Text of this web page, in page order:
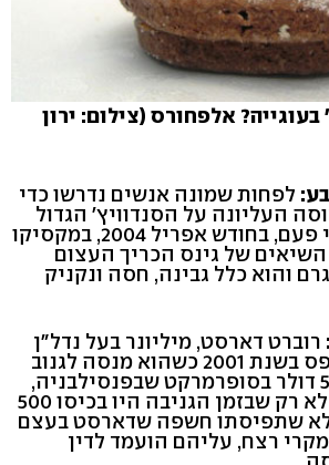
אלפחורס (צילום: ירון
לפחות שמונה אנשים נדרשו כדי
העליונה על הסנדוויץ' הגדול
ביותר שהוכן אי פעם, בחודש אפריל 2004, במקסיקו
של גינס הכריך העצום
קילוגרם והוא כלל גבינה, חסה ונקניק
רוברט דארסט, מיליונר בעל נדל"ן
רב במנהטן, נתפס בשנת 2001 כשהוא מנסה לגנוב
סנדוויץ' בשווי 5 דולר בסופרמרקט שבפנסילבניה,
ארצות הברית. לא רק שבזמן הגניבה היו בכיסו 500
שתפיסתו חשפה שדארסט בעצם
רצח, עליהם הועמד לדין